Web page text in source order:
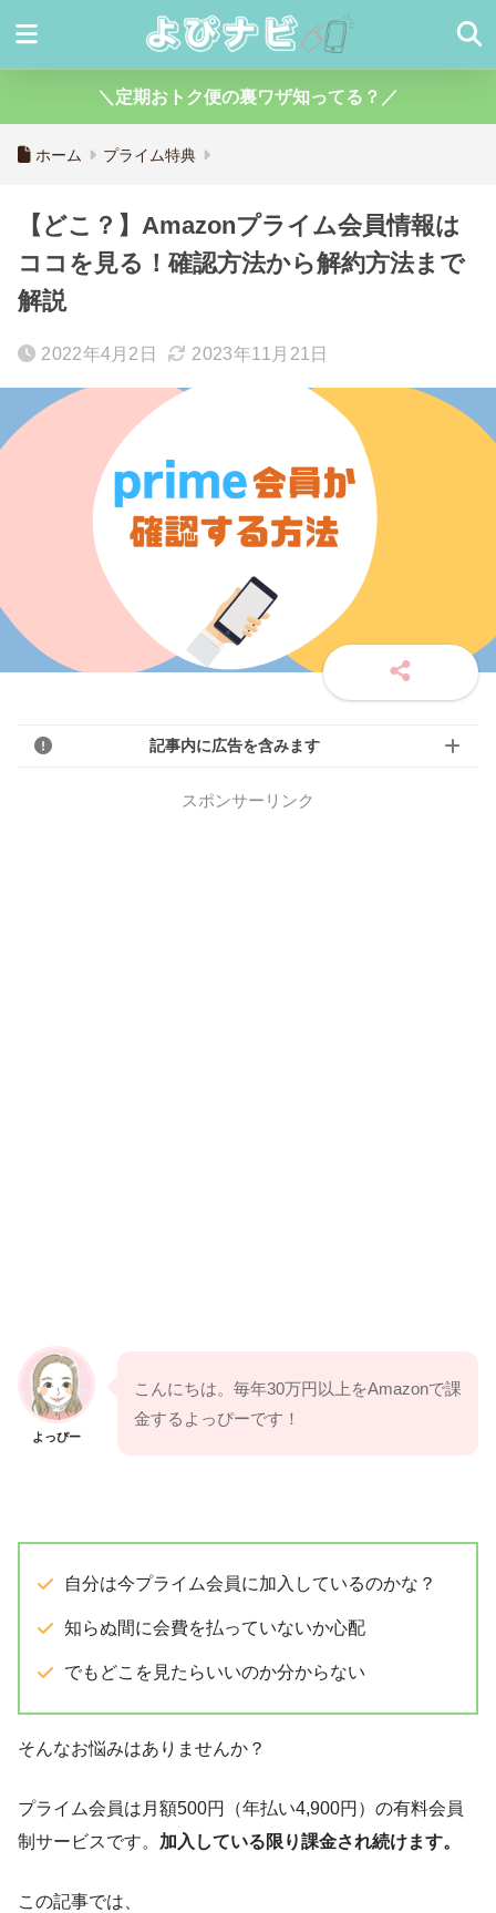
＼定期おトク便の裏ワザ知ってる？／
ホーム プライム特典
【どこ？】Amazonプライム会員情報は
ココを見る！確認方法から解約方法まで
解説
2022年4月2日 2023年11月21日
記事内に広告を含みます
スポンサーリンク
よっぴー
こんにちは。毎年30万円以上をAmazonで課
金するよっぴーです！
自分は今プライム会員に加入しているのかな？
知らぬ間に会費を払っていないか心配
でもどこを見たらいいのか分からない
そんなお悩みはありませんか？
プライム会員は月額500円（年払い4,900円）の有料会員
制サービスです。 加入している限り課金され続けます。
この記事では、